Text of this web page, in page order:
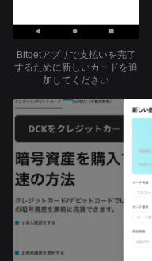
Bitgetアプリで支払いを完了
するために新しいカードを追
加してください